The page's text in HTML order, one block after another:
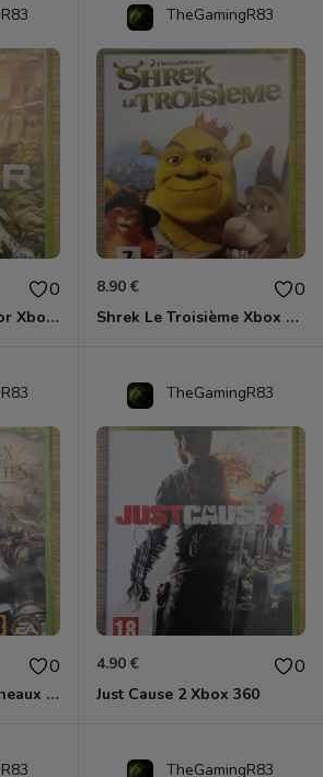
0
Sniper Ghost Warrior Xbox 360
TheGamingR83
8.90 € 0
Shrek Le Troisième Xbox 360
0
Le Seigneur Des Anneaux - L'âge Des Conquêtes Xbox 360
TheGamingR83
4.90 € 0
Just Cause 2 Xbox 360
TheGamingR83